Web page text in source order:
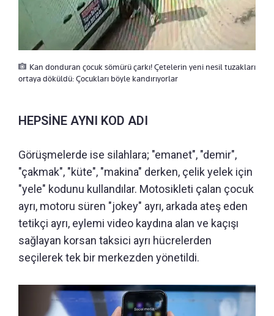
Kan donduran çocuk sömürü çarkı! Çetelerin yeni nesil tuzakları
ortaya döküldü: Çocukları böyle kandırıyorlar
HEPSİNE AYNI KOD ADI
Görüşmelerde ise silahlara; "emanet", "demir",
"çakmak", "küte", "makina" derken, çelik yelek için
"yele" kodunu kullandılar. Motosikleti çalan çocuk
ayrı, motoru süren "jokey" ayrı, arkada ateş eden
tetikçi ayrı, eylemi video kaydına alan ve kaçışı
sağlayan korsan taksici ayrı hücrelerden
seçilerek tek bir merkezden yönetildi.